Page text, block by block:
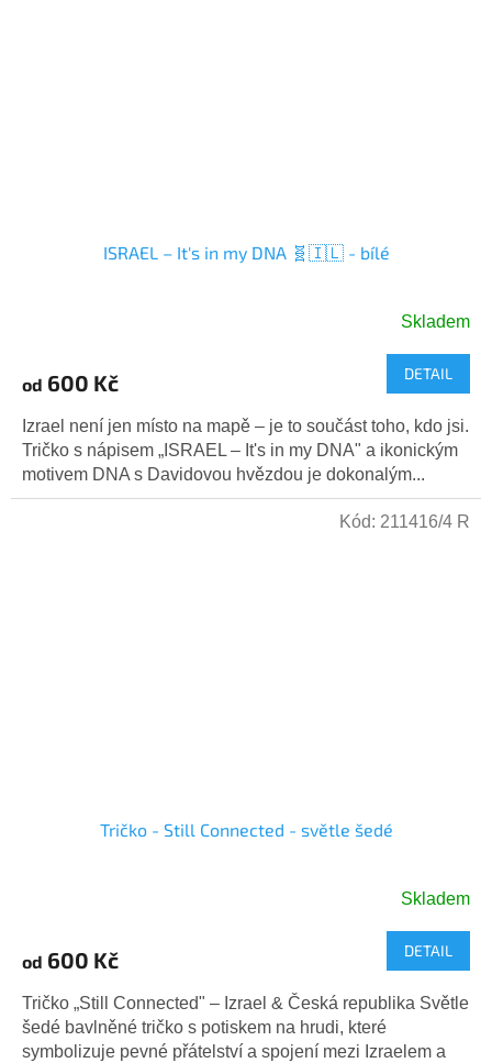
ISRAEL – It's in my DNA 🧬🇮🇱 - bílé
Skladem
od 600 Kč DETAIL
Izrael není jen místo na mapě – je to součást toho, kdo jsi.
Tričko s nápisem „ISRAEL – It's in my DNA" a ikonickým
motivem DNA s Davidovou hvězdou je dokonalým...
Tričko - Still Connected - světle šedé
Skladem
od 600 Kč DETAIL
Tričko „Still Connected" – Izrael & Česká republika Světle
šedé bavlněné tričko s potiskem na hrudi, které
symbolizuje pevné přátelství a spojení mezi Izraelem a
Kód: 211416/4 R